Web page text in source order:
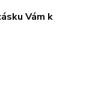
Vám k